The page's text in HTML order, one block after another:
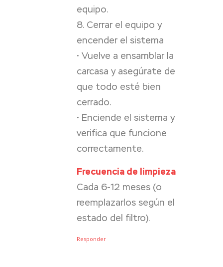
equipo.
8. Cerrar el equipo y
encender el sistema
• Vuelve a ensamblar la
carcasa y asegúrate de
que todo esté bien
cerrado.
• Enciende el sistema y
verifica que funcione
correctamente.
Frecuencia de limpieza
Cada 6-12 meses (o
reemplazarlos según el
estado del filtro).
Responder